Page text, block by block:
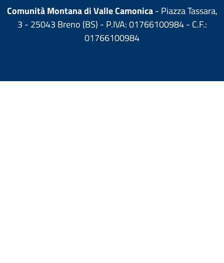
Comunità Montana di Valle Camonica- Piazza Tassara,
3 - 25043 Breno (BS) - P.IVA: 01766100984 - C.F.:
01766100984